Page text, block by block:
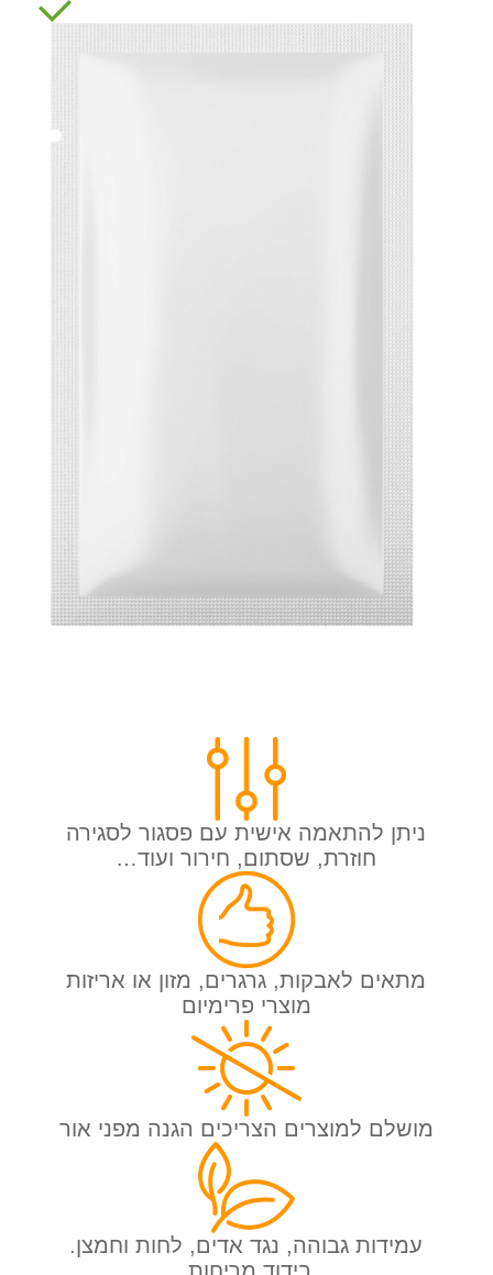
ניתן להתאמה אישית עם פסגור לסגירה
חוזרת, שסתום, חירור ועוד…
מתאים לאבקות, גרגרים, מזון או אריזות
מוצרי פרימיום
מושלם למוצרים הצריכים הגנה מפני אור
עמידות גבוהה, נגד אדים, לחות וחמצן.